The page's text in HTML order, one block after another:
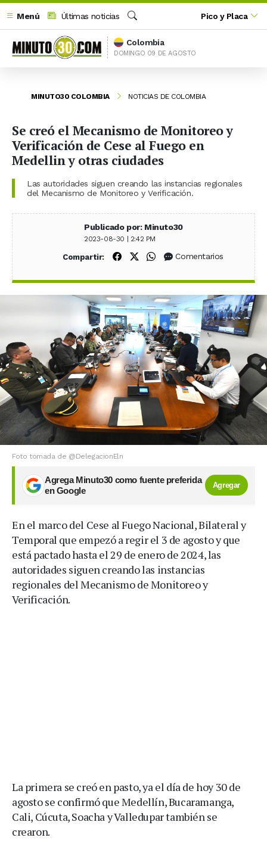
Menú
Últimas noticias
Buscar
Pico y Placa
Colombia
DOMINGO 09 DE AGOSTO
MINUTO30 COLOMBIA NOTICIAS DE COLOMBIA
Se creó el Mecanismo de Monitoreo y
Verificación de Cese al Fuego en
Medellin y otras ciudades
Las autoridades siguen creando las instancias regionales
del Mecanismo de Monitoreo y Verificación.
Publicado por: Minuto30
2023-08-30 | 2:42 PM
Compartir: Compartir en Facebook
Compartir en X (Twitter)
Compartir en WhatsApp
Comentarios
Foto tomada de @DelegacionEln
Agrega Minuto30 como fuente preferida
en Google
Agregar
En el marco del Cese al Fuego Nacional, Bilateral y
Temporal que empezó a regir el 3 de agosto y que
está pactado hasta el 29 de enero de 2024, las
autoridades siguen creando las instancias
regionales del Mecanismo de Monitoreo y
Verificación.
La primera se creó en pasto, ya el día de hoy 30 de
agosto se confirmó que Medellín, Bucaramanga,
Cali, Cúcuta, Soacha y Valledupar también se
crearon.